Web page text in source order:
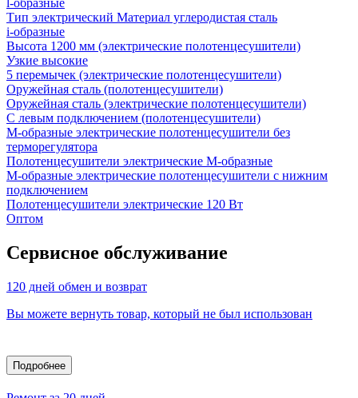
l-образные
Тип электрический Материал углеродистая сталь
i-образные
Высота 1200 мм (электрические полотенцесушители)
Узкие высокие
5 перемычек (электрические полотенцесушители)
Оружейная сталь (полотенцесушители)
Оружейная сталь (электрические полотенцесушители)
С левым подключением (полотенцесушители)
М-образные электрические полотенцесушители без
терморегулятора
Полотенцесушители электрические М-образные
М-образные электрические полотенцесушители с нижним
подключением
Полотенцесушители электрические 120 Вт
Оптом
Сервисное обслуживание
120 дней обмен и возврат
Вы можете вернуть товар, который не был использован
Подробнее